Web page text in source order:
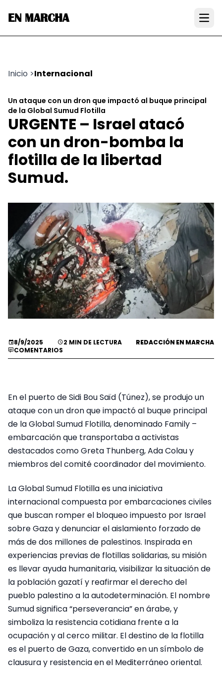
EN MARCHA
Inicio >Internacional
Un ataque con un dron que impactó al buque principal
de la Global Sumud Flotilla
URGENTE – Israel atacó
con un dron-bomba la
flotilla de la libertad
Sumud.
8/9/2025 2 MIN DE LECTURA
REDACCIÓN EN MARCHA
COMENTARIOS
En el puerto de Sidi Bou Saïd (Túnez), se produjo un
ataque con un dron que impactó al buque principal
de la Global Sumud Flotilla, denominado Family –
embarcación que transportaba a activistas
destacados como Greta Thunberg, Ada Colau y
miembros del comité coordinador del movimiento.
La Global Sumud Flotilla es una iniciativa
internacional compuesta por embarcaciones civiles
que buscan romper el bloqueo impuesto por Israel
sobre Gaza y denunciar el aislamiento forzado de
más de dos millones de palestinos. Inspirada en
experiencias previas de flotillas solidarias, su misión
es llevar ayuda humanitaria, visibilizar la situación de
la población gazatí y reafirmar el derecho del
pueblo palestino a la autodeterminación. El nombre
Sumud significa “perseverancia” en árabe, y
simboliza la resistencia cotidiana frente a la
ocupación y al cerco militar. El destino de la flotilla
es el puerto de Gaza, convertido en un símbolo de
clausura y resistencia en el Mediterráneo oriental.